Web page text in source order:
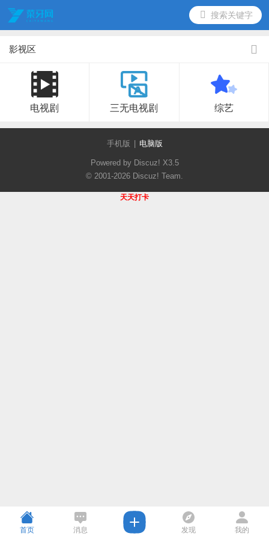
搜索关键字
影视区
电视剧 三无电视剧 综艺
手机版 电脑版
Powered by Discuz! X3.5
© 2001-2026 Discuz! Team.
天天打卡
首页 消息 发现 我的